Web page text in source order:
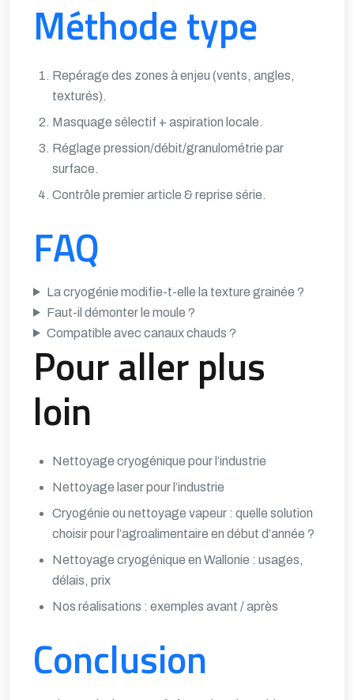
Méthode type
Repérage des zones à enjeu (vents, angles,
texturés).
Masquage sélectif + aspiration locale.
Réglage pression/débit/granulométrie par
surface.
Contrôle premier article & reprise série.
FAQ
La cryogénie modifie-t-elle la texture grainée ?
Faut-il démonter le moule ?
Compatible avec canaux chauds ?
Pour aller plus
loin
Nettoyage cryogénique pour l’industrie
Nettoyage laser pour l’industrie
Cryogénie ou nettoyage vapeur : quelle solution
choisir pour l’agroalimentaire en début d’année ?
Nettoyage cryogénique en Wallonie : usages,
délais, prix
Nos réalisations : exemples avant / après
Conclusion